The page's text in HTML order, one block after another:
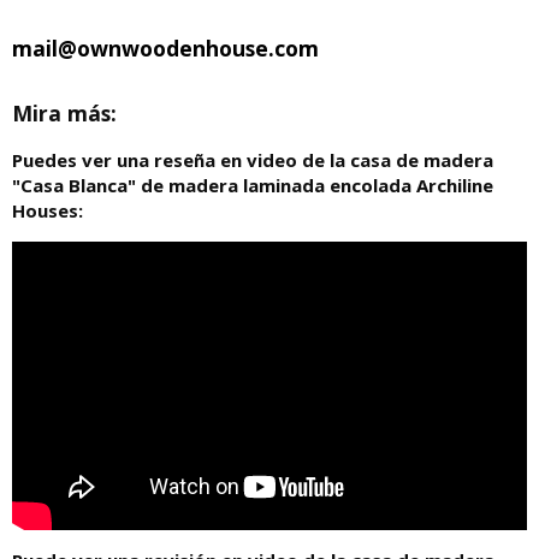
mail@ownwoodenhouse.com
Mira más:
Puedes ver una reseña en video de la casa de madera
"Casa Blanca" de madera laminada encolada Archiline
Houses: